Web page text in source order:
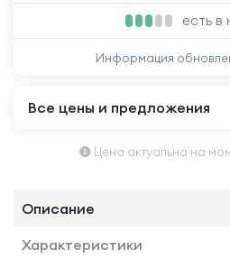
есть в
Информация
Все цены и предложения
Цена актуальна на
Описание
Характеристики